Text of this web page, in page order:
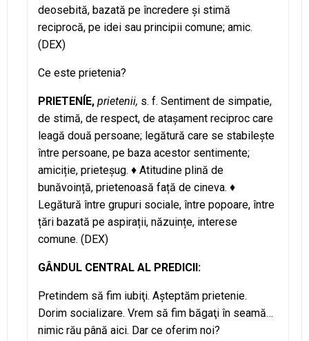
deosebită, bazată pe încredere și stimă
reciprocă, pe idei sau principii comune; amic.
(DEX)
Ce este prietenia?
PRIETENÍE, prietenii, s. f. Sentiment de simpatie,
de stimă, de respect, de atașament reciproc care
leagă două persoane; legătură care se stabilește
între persoane, pe baza acestor sentimente;
amiciție, prieteșug. ♦ Atitudine plină de
bunăvoință, prietenoasă față de cineva. ♦
Legătură între grupuri sociale, între popoare, între
țări bazată pe aspirații, năzuințe, interese
comune. (DEX)
GÂNDUL CENTRAL AL PREDICII:
Pretindem să fim iubiţi. Aşteptăm prietenie.
Dorim socializare. Vrem să fim băgaţi în seamă…
nimic rău până aici. Dar ce oferim noi?